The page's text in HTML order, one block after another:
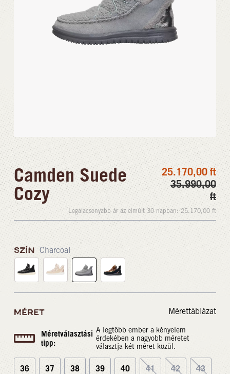
Camden Suede
Cozy
25.170,00 ft
35.990,00
ft
Legalacsonyabb ár az elmúlt 30 napban: 25.170,00 ft
SZÍN Charcoal
MÉRET Mérettáblázat
Méretválasztási
tipp:
A legtöbb ember a kényelem
érdekében a nagyobb méretet
választja két méret közül.
36 37 38 39 40 41 42 43